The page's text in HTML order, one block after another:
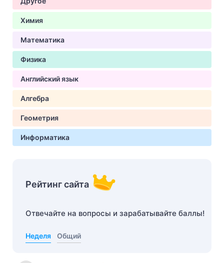
Химия
Математика
Физика
Английский язык
Алгебра
Геометрия
Информатика
Рейтинг сайта
Отвечайте на вопросы и зарабатывайте баллы!
Неделя Общий